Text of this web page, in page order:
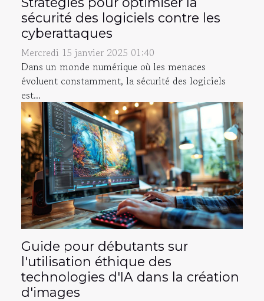
sécurité des logiciels contre les
cyberattaques
Mercredi 15 janvier 2025 01:40
Dans un monde numérique où les menaces
évoluent constamment, la sécurité des logiciels
est...
Guide pour débutants sur
l'utilisation éthique des
technologies d'IA dans la création
d'images